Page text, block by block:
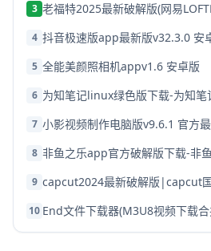
3
4 抖音极速版app最新版v32.3.0 安
5 全能美颜照相机appv1.6 安卓版
6
7 小影视频制作电脑版v9.6.1 官方
8
9
10 End文件下载器(M3U8视频下载